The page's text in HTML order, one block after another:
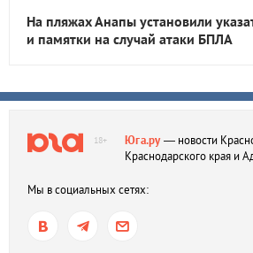
На пляжах Анапы установили
и памятки на случай атаки БПЛА
18+ Юга.ру— новости
Краснодарского края и
Мы в социальных сетях: